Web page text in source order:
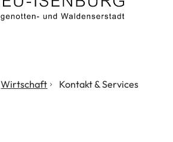
Wirtschaft Kontakt & Services